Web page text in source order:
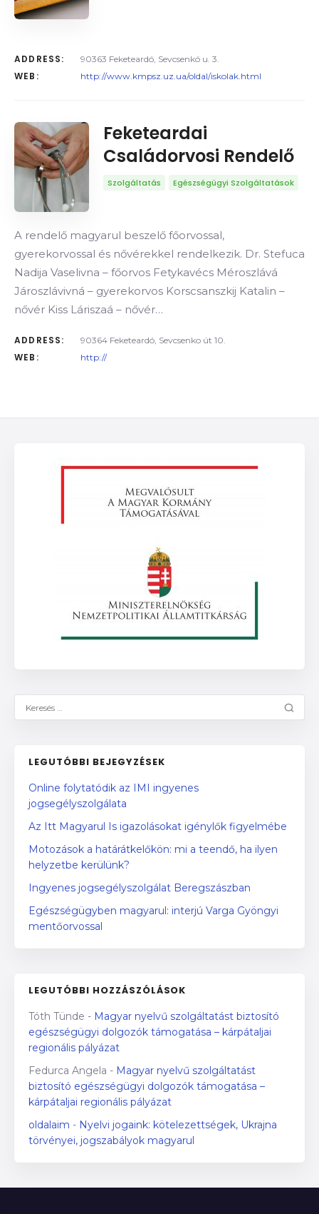
ADDRESS: 90363 Feketeardó, Sevcsenkó u. 3.
WEB: http://www.kmpsz.uz.ua/oldal/iskolak.html
Feketeardai
Családorvosi Rendelő
Szolgáltatás Egészségügyi Szolgáltatások
A rendelő magyarul beszelő főorvossal,
gyerekorvossal és nővérekkel rendelkezik. Dr. Stefuca
Nadija Vaselivna – főorvos Fetykavécs Méroszlává
Jároszlávivná – gyerekorvos Korscsanszkij Katalin –
nővér Kiss Láriszaá – nővér…
ADDRESS: 90364 Feketeardó, Sevcsenko út 10.
WEB: http://
LEGUTÓBBI BEJEGYZÉSEK
Online folytatódik az IMI ingyenes
jogsegélyszolgálata
Az Itt Magyarul Is igazolásokat igénylők figyelmébe
Motozások a határátkelőkön: mi a teendő, ha ilyen
helyzetbe kerülünk?
Ingyenes jogsegélyszolgálat Beregszászban
Egészségügyben magyarul: interjú Varga Gyöngyi
mentőorvossal
LEGUTÓBBI HOZZÁSZÓLÁSOK
Tóth Tünde - Magyar nyelvű szolgáltatást biztosító
egészségügyi dolgozók támogatása – kárpátaljai
regionális pályázat
Fedurca Angela - Magyar nyelvű szolgáltatást
biztosító egészségügyi dolgozók támogatása –
kárpátaljai regionális pályázat
oldalaim - Nyelvi jogaink: kötelezettségek, Ukrajna
törvényei, jogszabályok magyarul